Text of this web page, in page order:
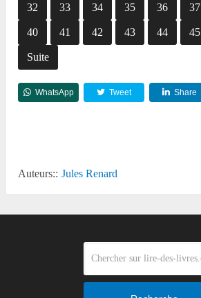
32 33 34 35 36 37
40 41 42 43 44 45
Suite
WhatsApp Tweet Share
Auteurs:: Jules Renard